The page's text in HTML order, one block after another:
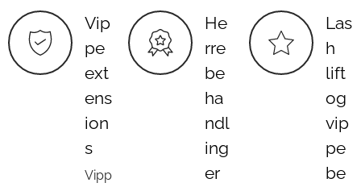
Vip
pe
ext
ens
ion
s
Vipp
He
rre
be
ha
ndl
ing
er
Las
h
lift
og
vip
pe
be